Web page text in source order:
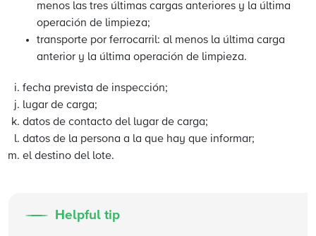
menos las tres últimas cargas anteriores y la última
operación de limpieza;
transporte por ferrocarril: al menos la última carga
anterior y la última operación de limpieza.
fecha prevista de inspección;
lugar de carga;
datos de contacto del lugar de carga;
datos de la persona a la que hay que informar;
el destino del lote.
Helpful tip